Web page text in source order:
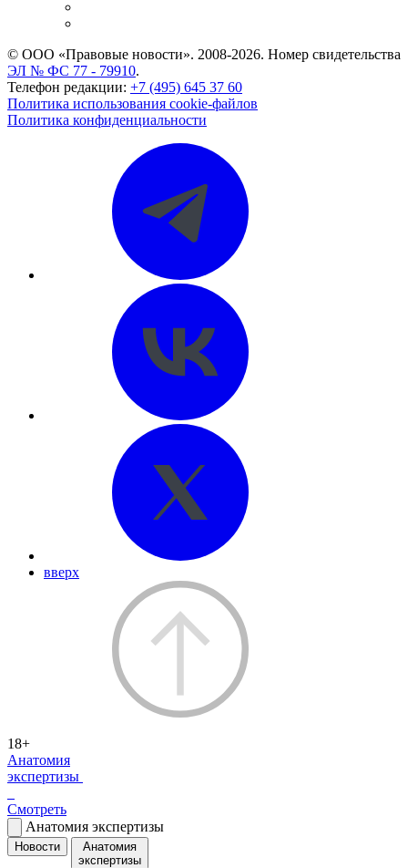
© ООО «Правовые новости». 2008-2026. Номер свидетельства
ЭЛ № ФС 77 - 79910.
Телефон редакции: +7 (495) 645 37 60
Политика использования cookie-файлов
Политика конфиденциальности
вверх
18+
Анатомия
экспертизы
Смотреть
Анатомия экспертизы
Новости
Анатомия
экспертизы